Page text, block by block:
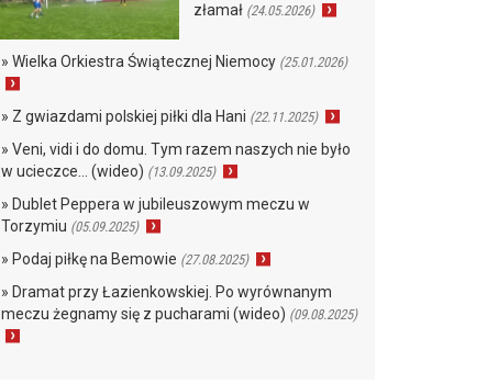
złamał (24.05.2026)
» Wielka Orkiestra Świątecznej Niemocy (25.01.2026)
» Z gwiazdami polskiej piłki dla Hani (22.11.2025)
» Veni, vidi i do domu. Tym razem naszych nie było
w ucieczce… (wideo) (13.09.2025)
» Dublet Peppera w jubileuszowym meczu w
Torzymiu (05.09.2025)
» Podaj piłkę na Bemowie (27.08.2025)
» Dramat przy Łazienkowskiej. Po wyrównanym
meczu żegnamy się z pucharami (wideo) (09.08.2025)